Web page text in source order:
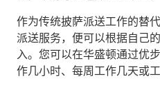
作为传统披萨派送工作的替
派送服务，便可以根据自己
入。您可以在华盛顿通过优
作几小时、每周工作几天或